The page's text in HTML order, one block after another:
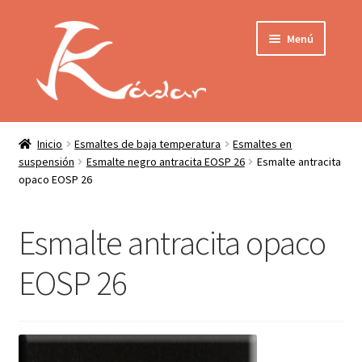
navegación
contenido
Menú
Mi cuenta
INICIO
QUIENES SOMOS
CONDICIONES
PRIVACIDAD
PRODUCTOS
Inicio Esmaltes de baja temperatura
Esmaltes en
suspensión
Esmalte negro antracita EOSP 26
Esmalte antracita
opaco EOSP 26
Esmalte antracita opaco
EOSP 26